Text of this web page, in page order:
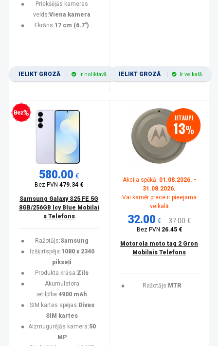
Priekšējās kameras
veids:Viena kamera
Ekrāns:17 cm (6.7")
IELIKT GROZĀ Ir noliktavā IELIKT GROZĀ Ir veikalā
kredīts
580.00 €
Bez PVN479.34 €
Samsung Galaxy S25 FE 5G
8GB/256GB Icy Blue Mobilai
s Telefons
Ražotājs:Samsung
Izšķirtspēja:1080 x 2340
pikseļi
Produkta krāsa:Zils
Akumulatora
ietilpība:4900 mAh
SIM kartes spējas: Divas
SIM kartes
Aizmugurējās kamera:50
MP
IETAUPI
13%
Akcija spēkā: 01.08.2026. -
31.08.2026.
Vai kamēr prece ir pieejama
veikalā
32.00 € 37.00 €
Bez PVN 26.45 €
Motorola moto tag 2 Gron
Mobilais Telefons
Ražotājs: MTR